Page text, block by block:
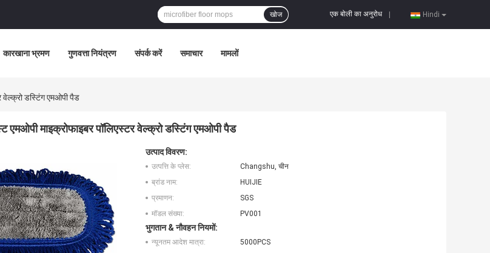
Hindi
एक बोली का अनुरोध
खोज
कारखाना भ्रमण गुणवत्ता नियंत्रण संपर्क करें समाचार मामलों
वेल्क्रो डस्टिंग एमओपी पैड
एमओपी माइक्रोफाइबर पॉलिएस्टर वेल्क्रो डस्टिंग एमओपी पैड
उत्पाद विवरण:
उत्पत्ति के प्लेस:
Changshu, चीन
ब्रांड नाम:
HUIJIE
प्रमाणन:
SGS
मॉडल संख्या:
PV001
भुगतान & नौवहन नियमों:
न्यूनतम आदेश मात्रा:
5000PCS